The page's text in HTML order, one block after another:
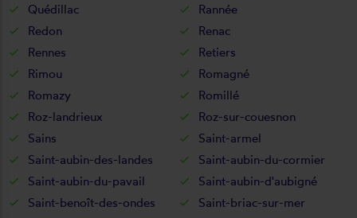
Quédillac
Rannée
Redon
Renac
Rennes
Retiers
Rimou
Romagné
Romazy
Romillé
Roz-landrieux
Roz-sur-couesnon
Sains
Saint-armel
Saint-aubin-des-landes
Saint-aubin-du-cormier
Saint-aubin-du-pavail
Saint-aubin-d'aubigné
Saint-benoît-des-ondes
Saint-briac-sur-mer